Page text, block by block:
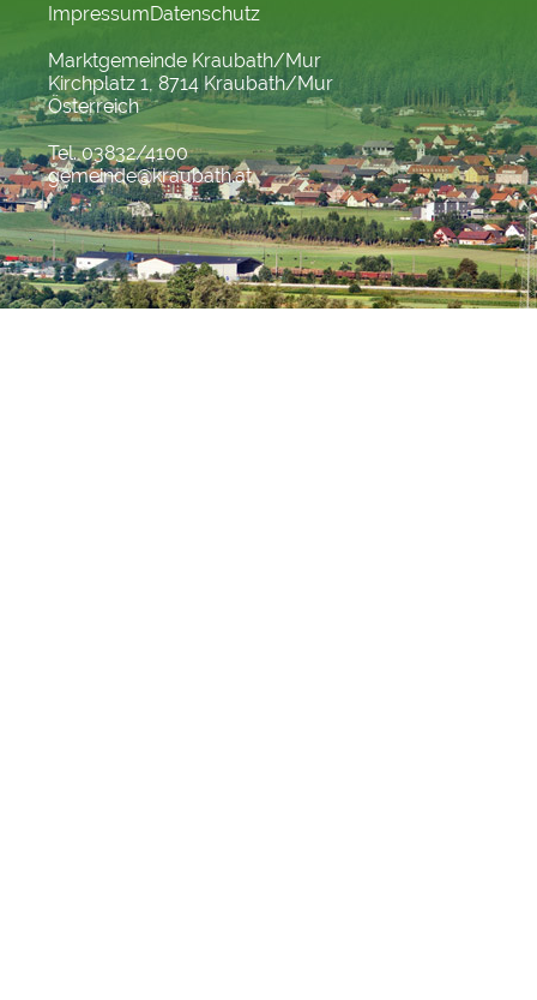
ImpressumDatenschutz
Marktgemeinde Kraubath/Mur
Kirchplatz 1, 8714 Kraubath/Mur
Österreich
Tel. 03832/4100
gemeinde@kraubath.at